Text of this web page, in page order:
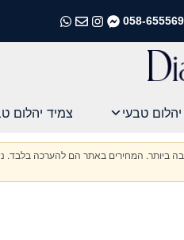
058-
התקשרו אלינו
התקשרו אלינו
התקשרו אלינו
התקשרו אלינו
יהלום טבעי צמיד יהלום
ביותר. המחירים באתר הם להערכה בלבד.